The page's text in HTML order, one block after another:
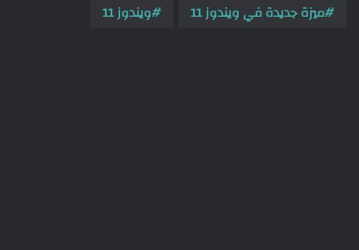
ميزة جديدة في ويندوز 11
ويندوز 11